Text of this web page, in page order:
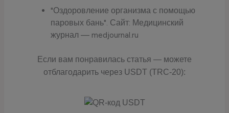
"Оздоровление организма с помощью
паровых бань". Сайт: Медицинский
журнал — medjournal.ru
Если вам понравилась статья — можете
отблагодарить через USDT (TRC-20):